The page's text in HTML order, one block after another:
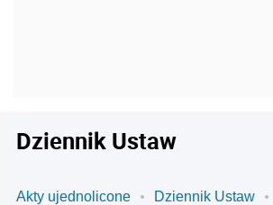
Dziennik Ustaw
Akty ujednolicone
Dziennik Ustaw